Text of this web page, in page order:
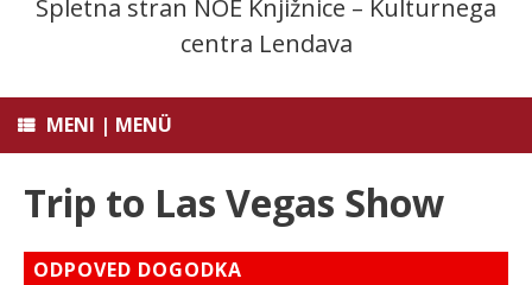
Spletna stran NOE Knjižnice – Kulturnega
centra Lendava
MENI | MENÜ
Trip to Las Vegas Show
ODPOVED DOGODKA